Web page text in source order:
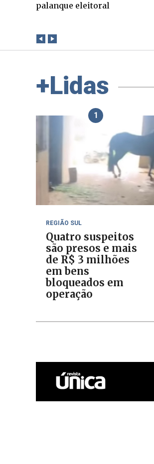
que a verdade.
+Lidas
1
REGIÃO SUL
Quatro suspeitos
são presos e mais
de R$ 3 milhões
em bens
bloqueados em
operação